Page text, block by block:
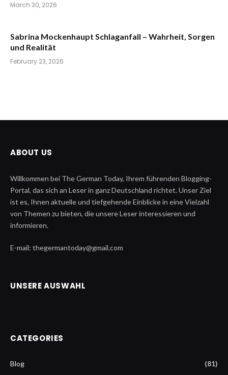
March 30, 2026
Sabrina Mockenhaupt Schlaganfall – Wahrheit, Sorgen
und Realität
February 23, 2026
ABOUT US
Willkommen bei The German Today, Ihrem führenden Blogging-
Portal, das sich an Leser in ganz Deutschland richtet. Unser Ziel
ist es, Ihnen aktuelle und tiefgehende Einblicke in eine Vielzahl
von Themen zu bieten, die unsere Leser interessieren und
informieren.
E-mail: thegermantoday@gmail.com
UNSERE AUSWAHL
CATEGORIES
Blog (81)